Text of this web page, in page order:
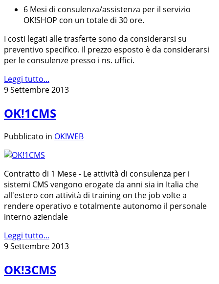
6 Mesi di consulenza/assistenza per il servizio
OK!SHOP con un totale di 30 ore.
I costi legati alle trasferte sono da considerarsi su
preventivo specifico. Il prezzo esposto è da considerarsi
per le consulenze presso i ns. uffici.
Leggi tutto...
9 Settembre 2013
OK!1CMS
Pubblicato in OK!WEB
Contratto di 1 Mese - Le attività di consulenza per i
sistemi CMS vengono erogate da anni sia in Italia che
all'estero con attività di training on the job volte a
rendere operativo e totalmente autonomo il personale
interno aziendale
Leggi tutto...
9 Settembre 2013
OK!3CMS